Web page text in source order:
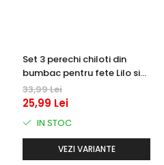
Set 3 perechi chiloti din
bumbac pentru fete Lilo si
Stitch
33,99 Lei
25,99 Lei
IN STOC
VEZI VARIANTE